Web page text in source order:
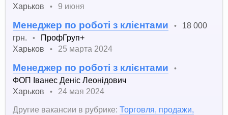
Харьков
• 9 июня
Менеджер по роботі з клієнтами •
18 000
грн.
•
ПрофГруп+
Харьков
• 25 марта 2024
Менеджер по роботі з клієнтами •
ФОП Іванес Деніс Леонідович
Харьков
•
24 мая 2024
Другие вакансии в рубрике: Торговля, продажи,